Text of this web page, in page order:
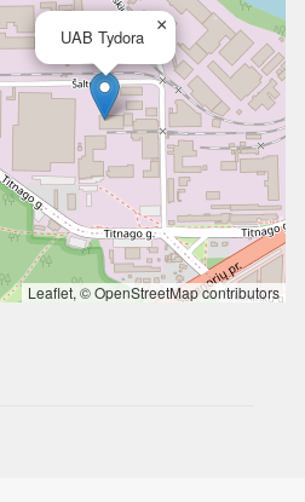
UAB Tydora
×
Leaflet, ©OpenStreetMapcontributors